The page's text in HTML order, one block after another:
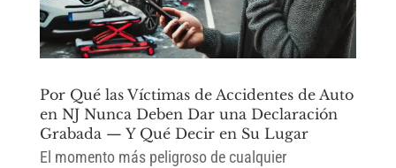
Por Qué las Víctimas de Accidentes de Auto
en NJ Nunca Deben Dar una Declaración
Grabada — Y Qué Decir en Su Lugar
El momento más peligroso de cualquier